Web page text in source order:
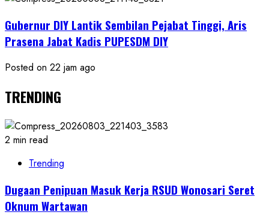
Gubernur DIY Lantik Sembilan Pejabat Tinggi, Aris
Prasena Jabat Kadis PUPESDM DIY
Posted on 22 jam ago
TRENDING
2 min read
Trending
Dugaan Penipuan Masuk Kerja RSUD Wonosari Seret
Oknum Wartawan